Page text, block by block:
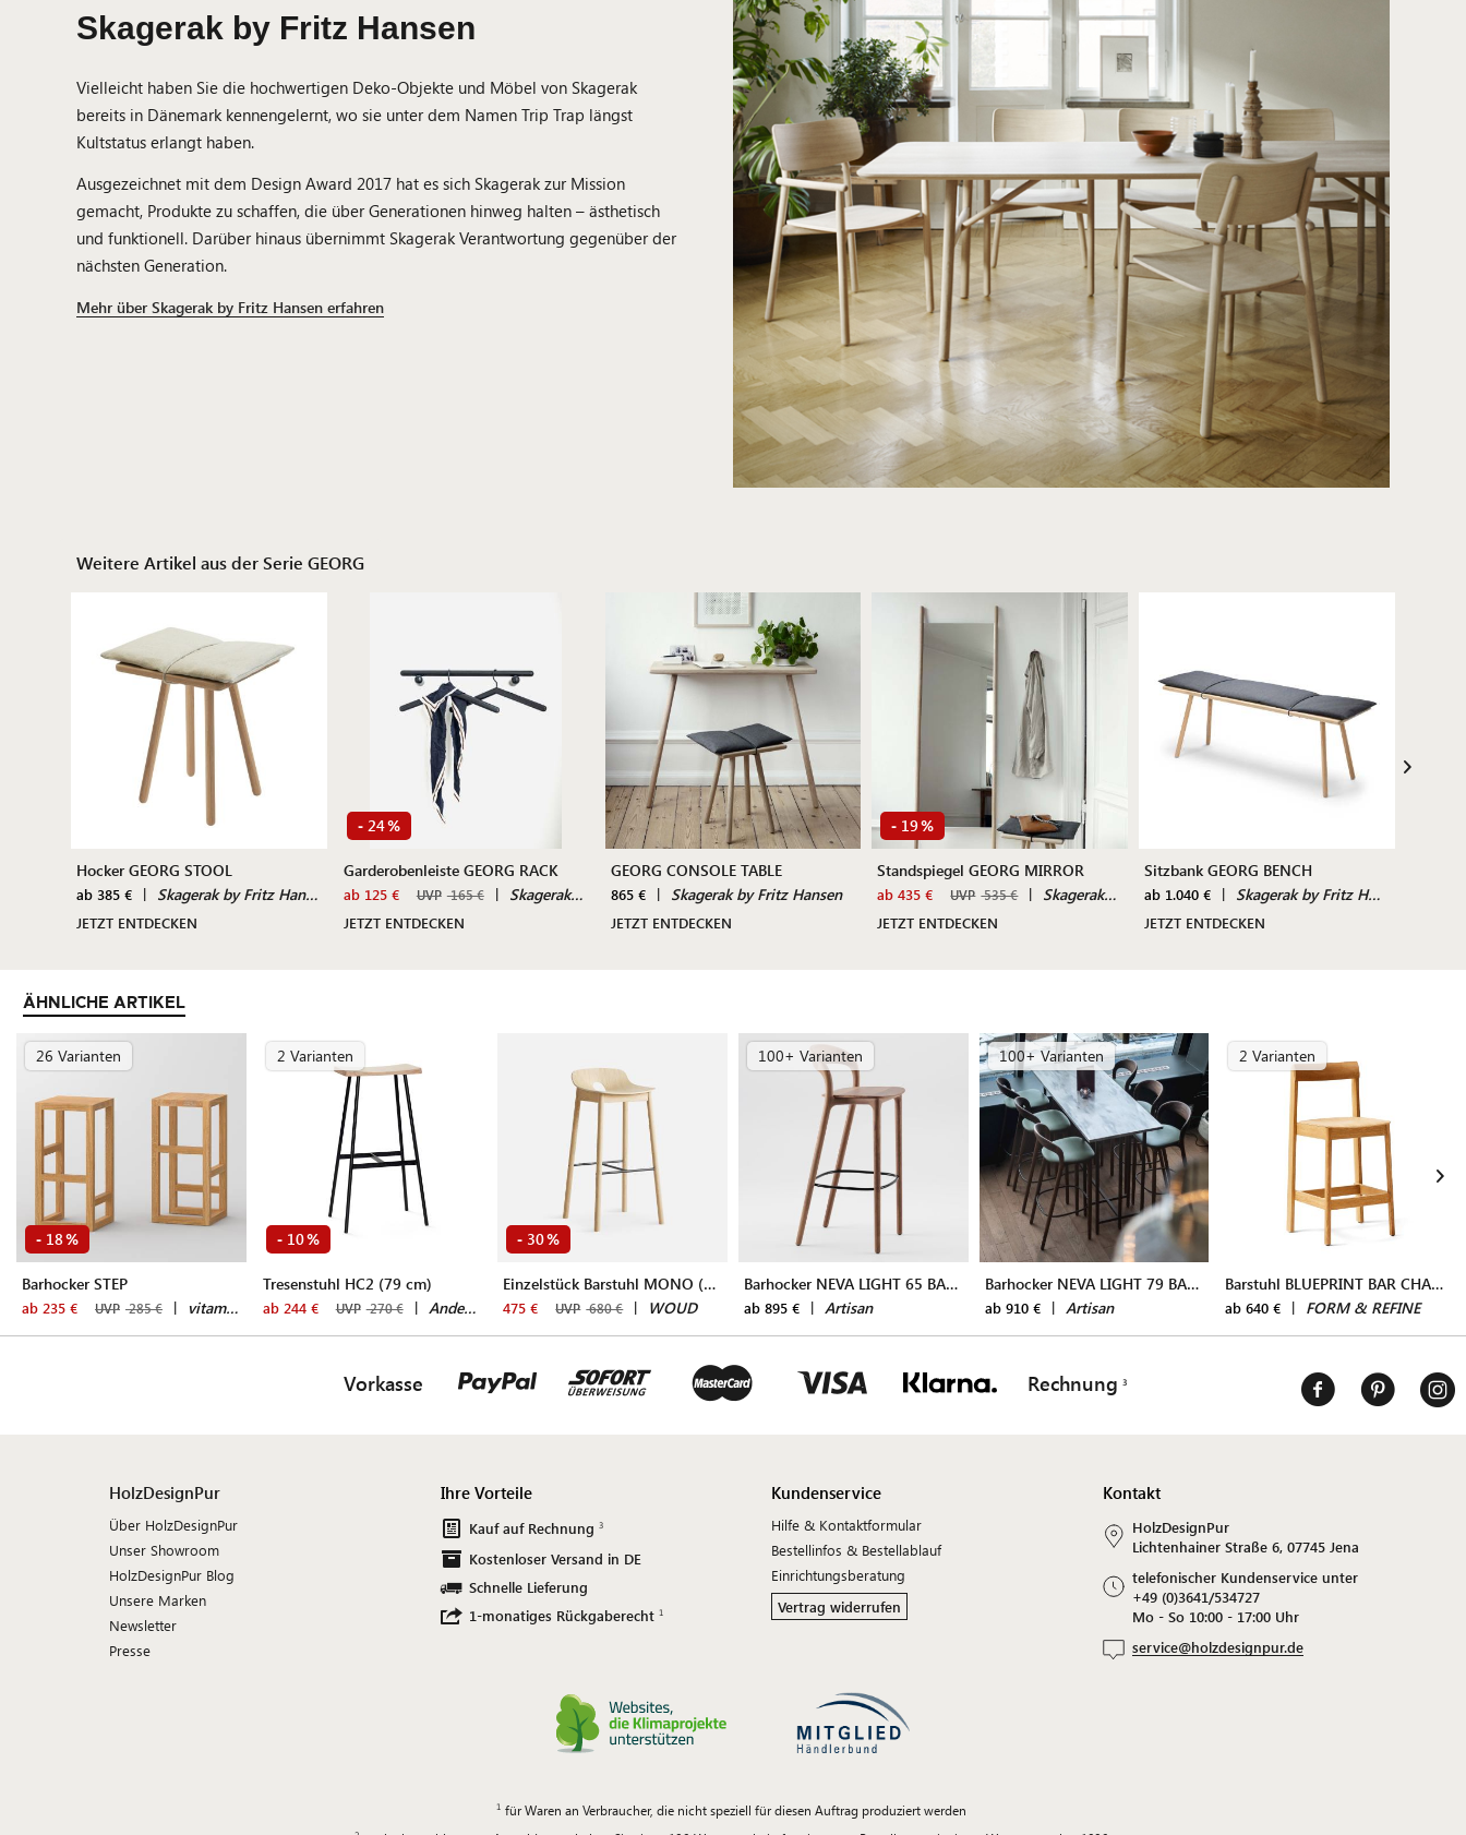
Skagerak by Fritz Hansen
Vielleicht haben Sie die hochwertigen Deko-Objekte und Möbel von Skagerak
bereits in Dänemark kennengelernt, wo sie unter dem Namen Trip Trap längst
Kultstatus erlangt haben.
Ausgezeichnet mit dem Design Award 2017 hat es sich Skagerak zur Mission
gemacht, Produkte zu schaffen, die über Generationen hinweg halten – ästhetisch
und funktionell. Darüber hinaus übernimmt Skagerak Verantwortung gegenüber der
nächsten Generation.
Mehr über Skagerak by Fritz Hansen erfahren
Weitere Artikel aus der Serie GEORG
Hocker GEORG STOOL
ab 385 € | Skagerak by Fritz Hansen
JETZT ENTDECKEN
- 24%
Garderobenleiste GEORG RACK
ab 125 € UVP 165 € | Skagerak by Fritz Hansen
JETZT ENTDECKEN
GEORG CONSOLE TABLE
865 € | Skagerak by Fritz Hansen
JETZT ENTDECKEN
- 19 %
Standspiegel GEORG MIRROR
ab 435 € UVP 535 € | Skagerak by Fritz Hansen
JETZT ENTDECKEN
Sitzbank GEORG BENCH
ab 1.040 € | Skagerak by Fritz Hansen
JETZT ENTDECKEN
ÄHNLICHE ARTIKEL
26 Varianten
- 18%
Barhocker STEP
ab 235 € UVP 285 € | vitamin design
2 Varianten
- 10%
Tresenstuhl HC2 (79 cm)
ab 244 € UVP 270 € | Andersen Furniture
- 30%
Einzelstück Barstuhl MONO (75 cm)
475 € UVP 680 € | WOUD
100+ Varianten
Barhocker NEVA LIGHT 65 BAR STOOL
ab 895 € | Artisan
100+ Varianten
Barhocker NEVA LIGHT 79 BAR STOOL
ab 910 € | Artisan
2 Varianten
Barstuhl BLUEPRINT BAR CHAIR
ab 640 € | FORM & REFINE
Vorkasse Rechnung
HolzDesignPur
Über HolzDesignPur
Unser Showroom
HolzDesignPur Blog
Unsere Marken
Newsletter
Presse
Ihre Vorteile
Kauf auf Rechnung
Kostenloser Versand in DE
Schnelle Lieferung
1-monatiges Rückgaberecht
Kundenservice
Hilfe & Kontaktformular
Bestellinfos & Bestellablauf
Einrichtungsberatung
Vertrag widerrufen
Kontakt
HolzDesignPur
Lichtenhainer Straße 6, 07745 Jena
telefonischer Kundenservice unter
+49 (0)3641/534727
Mo - So 10:00 - 17:00 Uhr
service@holzdesignpur.de
für Waren an Verbraucher, die nicht speziell für diesen Auftrag produziert werden